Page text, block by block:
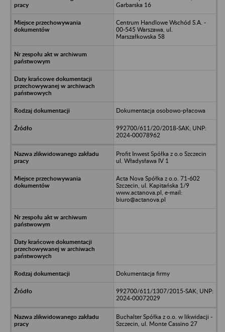
Garbarska 16
Centrum Handlowe Wschód S.A. -
00-545 Warszawa, ul.
Marszałkowska 58
Dokumentacja osobowo-płacowa
992700/611/20/2018-SAK; UNP:
2024-00078962
Profit Inwest Spółka z o.o Szczecin
ul. Władysława IV 1
Acta Nova Spółka z o.o. 71-602
Szczecin, ul. Kapitańska 1/9
www.actanova.pl, e-mail:
biuro@actanova.pl
Dokumentacja firmy
992700/611/1307/2015-SAK; UNP:
2024-00072029
Buchalter Spółka z o.o. w likwidacji -
Szczecin, ul. Monte Cassino 27